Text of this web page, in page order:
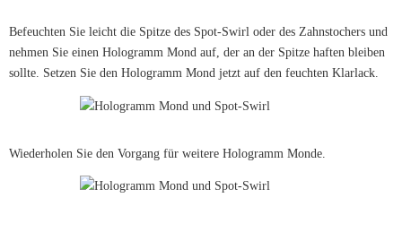
Befeuchten Sie leicht die Spitze des Spot-Swirl oder des Zahnstochers und
nehmen Sie einen Hologramm Mond auf, der an der Spitze haften bleiben
sollte. Setzen Sie den Hologramm Mond jetzt auf den feuchten Klarlack.
Wiederholen Sie den Vorgang für weitere Hologramm Monde.